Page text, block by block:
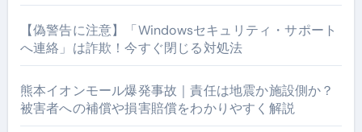
【偽警告に注意】「Windowsセキュリティ・サポート
へ連絡」は詐欺！今すぐ閉じる対処法
熊本イオンモール爆発事故｜責任は地震か施設側か？
被害者への補償や損害賠償をわかりやすく解説